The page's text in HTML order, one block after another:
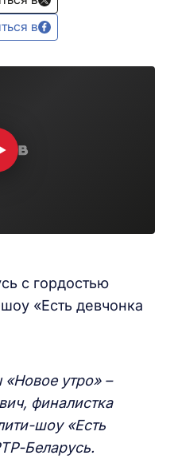
в
с гордостью
«Есть девчонка
утро» –
финалистка
шоу «Есть
Беларусь.